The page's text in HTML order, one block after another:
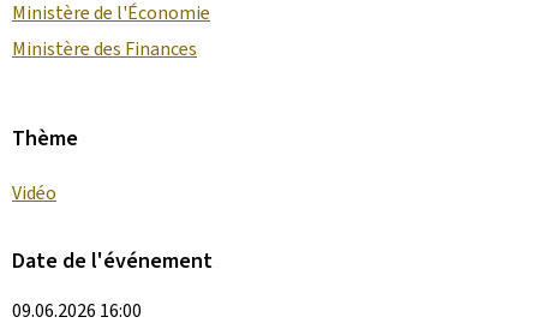
Ministère de l'Économie
Ministère des Finances
Thème
Vidéo
Date de l'événement
09.06.2026 16:00